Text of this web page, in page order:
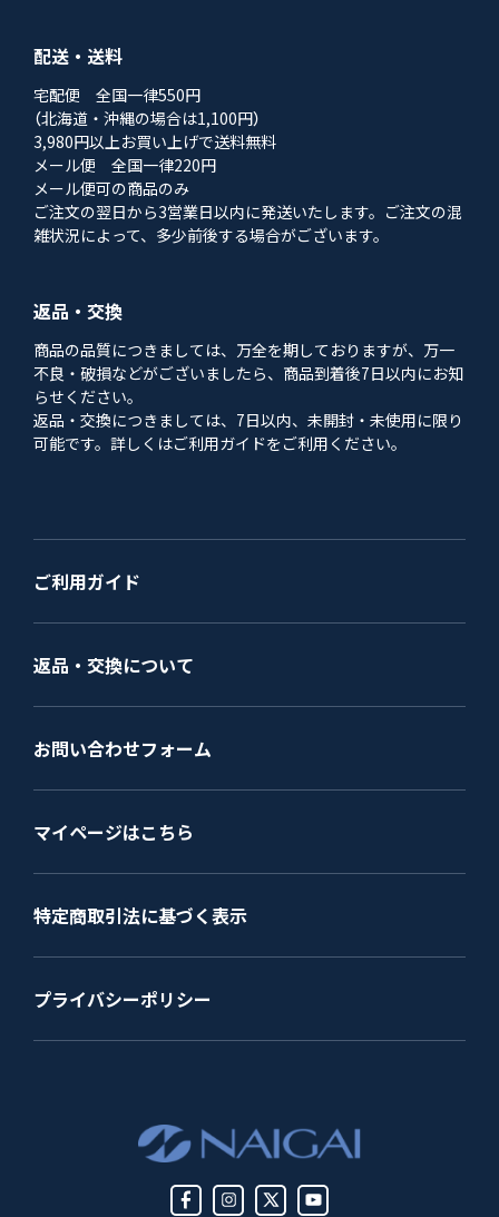
配送・送料
宅配便 全国一律550円
（北海道・沖縄の場合は1,100円）
3,980円以上お買い上げで送料無料
メール便 全国一律220円
メール便可の商品のみ
ご注文の翌日から3営業日以内に発送いたします。ご注文の混
雑状況によって、多少前後する場合がございます。
返品・交換
商品の品質につきましては、万全を期しておりますが、万一
不良・破損などがございましたら、商品到着後7日以内にお知
らせください。
返品・交換につきましては、7日以内、未開封・未使用に限り
可能です。詳しくはご利用ガイドをご利用ください。
ご利用ガイド
返品・交換について
お問い合わせフォーム
マイページはこちら
特定商取引法に基づく表示
プライバシーポリシー